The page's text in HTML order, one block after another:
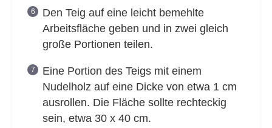
Den Teig auf eine leicht bemehlte
Arbeitsfläche geben und in zwei gleich
große Portionen teilen.
Eine Portion des Teigs mit einem
Nudelholz auf eine Dicke von etwa 1 cm
ausrollen. Die Fläche sollte rechteckig
sein, etwa 30 x 40 cm.